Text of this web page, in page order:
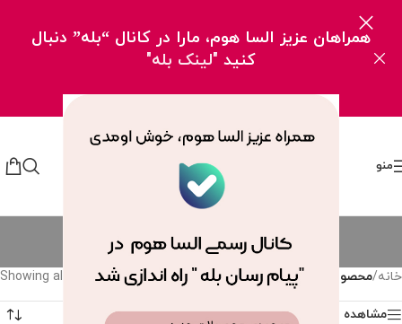
همراهان عزیز السا هوم، مارا در کانال “بله” دنبال
کنید "لینک بله"
منو
سطل و فرچه لیمون
خانه/محصولات برچسب خورده “سطل و فرچه لیمون” Showing all 6 results
مشاهده فیلترها